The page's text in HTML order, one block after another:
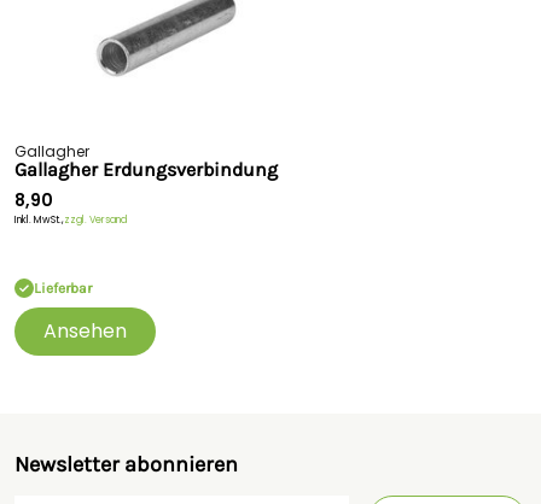
Gallagher
Gallagher Erdungsverbindung
8,90
Inkl. MwSt.,zzgl. Versand
Lieferbar
Ansehen
Newsletter abonnieren